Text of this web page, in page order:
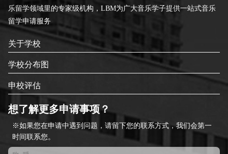
乐留学领域里的专家级机构，LBM为广大音乐学子提供一站式音乐
留学申请服务
关于学校
学校分布图
申校评估
想了解更多申请事项？
※如果您在申请中遇到问题，请留下您的联系方式，我们会第一
时间联系您。